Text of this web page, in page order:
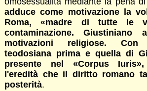
adduce come motivazione la
Roma, «madre di tutte le
contaminazione. Giustiniano
motivazioni religiose.
teodosiana prima e quella di
presente nel
«Corpus
l'eredità che il diritto romano
posterità.